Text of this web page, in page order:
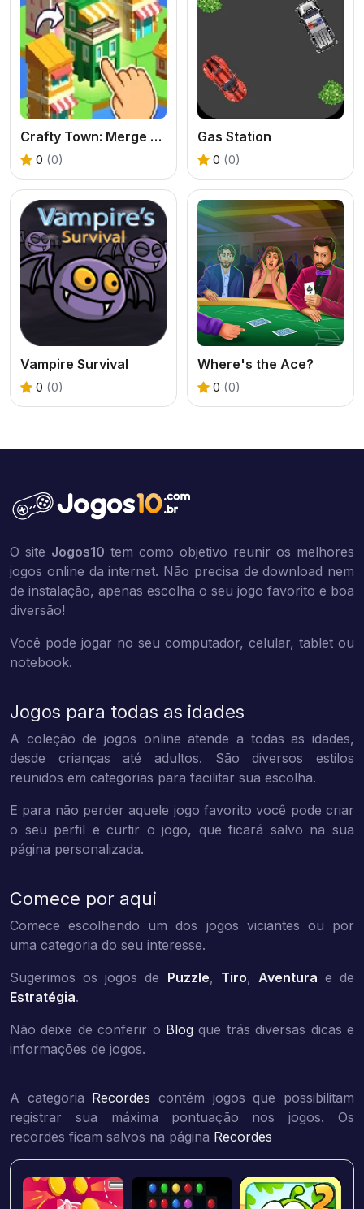
Crafty Town: Merge City
0 (0)
Gas Station
0 (0)
Vampire Survival
0 (0)
Where's the Ace?
0 (0)
O site Jogos10 tem como objetivo reunir os melhores
jogos online da internet. Não precisa de download nem
de instalação, apenas escolha o seu jogo favorito e boa
diversão!
Você pode jogar no seu computador, celular, tablet ou
notebook.
Jogos para todas as idades
A coleção de jogos online atende a todas as idades,
desde crianças até adultos. São diversos estilos
reunidos em categorias para facilitar sua escolha.
E para não perder aquele jogo favorito você pode criar
o seu perfil e curtir o jogo, que ficará salvo na sua
página personalizada.
Comece por aqui
Comece escolhendo um dos jogos viciantes ou por
uma categoria do seu interesse.
Sugerimos os jogos de Puzzle, Tiro, Aventura e de
Estratégia.
Não deixe de conferir o Blog que trás diversas dicas e
informações de jogos.
A categoria Recordes contém jogos que possibilitam
registrar sua máxima pontuação nos jogos. Os
recordes ficam salvos na página Recordes